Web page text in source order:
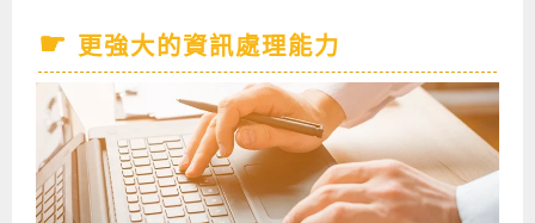
更強大的資訊處理能力